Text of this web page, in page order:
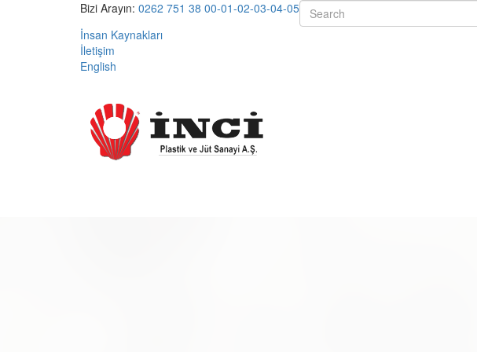
Bizi Arayın: 0262 751 38 00-01-02-03-04-05
İnsan Kaynakları
İletişim
English